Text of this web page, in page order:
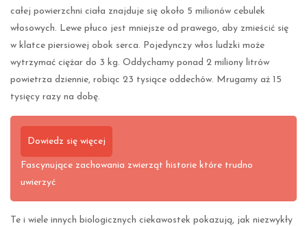
całej powierzchni ciała znajduje się około 5 milionów cebulek
włosowych. Lewe płuco jest mniejsze od prawego, aby zmieścić się
w klatce piersiowej obok serca. Pojedynczy włos ludzki może
wytrzymać ciężar do 3 kg. Oddychamy ponad 2 miliony litrów
powietrza dziennie, robiąc 23 tysiące oddechów. Mrugamy aż 15
tysięcy razy na dobę.
Dowiedz się więcej
Fascynujące zachowania zwierząt historie które trudno
uwierzyć
Te i wiele innych biologicznych ciekawostek pokazują, jak niezwykły